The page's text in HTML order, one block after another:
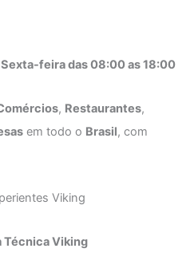
feira das 08:00 as 18:00
, Restaurantes,
em todo o Brasil, com
Viking
Técnica Viking